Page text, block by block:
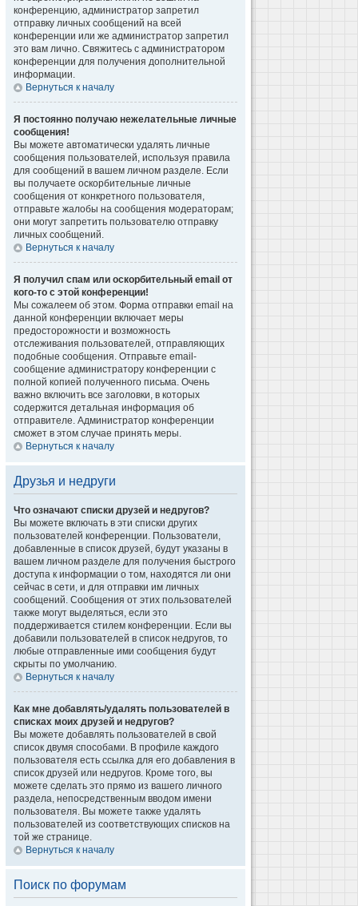
конференцию, администратор запретил
отправку личных сообщений на всей
конференции или же администратор запретил
это вам лично. Свяжитесь с администратором
конференции для получения дополнительной
информации.
Вернуться к началу
Я постоянно получаю нежелательные личные
сообщения!
Вы можете автоматически удалять личные
сообщения пользователей, используя правила
для сообщений в вашем личном разделе. Если
вы получаете оскорбительные личные
сообщения от конкретного пользователя,
отправьте жалобы на сообщения модераторам;
они могут запретить пользователю отправку
личных сообщений.
Вернуться к началу
Я получил спам или оскорбительный email от
кого-то с этой конференции!
Мы сожалеем об этом. Форма отправки email на
данной конференции включает меры
предосторожности и возможность
отслеживания пользователей, отправляющих
подобные сообщения. Отправьте email-
сообщение администратору конференции с
полной копией полученного письма. Очень
важно включить все заголовки, в которых
содержится детальная информация об
отправителе. Администратор конференции
сможет в этом случае принять меры.
Вернуться к началу
Друзья и недруги
Что означают списки друзей и недругов?
Вы можете включать в эти списки других
пользователей конференции. Пользователи,
добавленные в список друзей, будут указаны в
вашем личном разделе для получения быстрого
доступа к информации о том, находятся ли они
сейчас в сети, и для отправки им личных
сообщений. Сообщения от этих пользователей
также могут выделяться, если это
поддерживается стилем конференции. Если вы
добавили пользователей в список недругов, то
любые отправленные ими сообщения будут
скрыты по умолчанию.
Вернуться к началу
Как мне добавлять/удалять пользователей в
списках моих друзей и недругов?
Вы можете добавлять пользователей в свой
список двумя способами. В профиле каждого
пользователя есть ссылка для его добавления в
список друзей или недругов. Кроме того, вы
можете сделать это прямо из вашего личного
раздела, непосредственным вводом имени
пользователя. Вы можете также удалять
пользователей из соответствующих списков на
той же странице.
Вернуться к началу
Поиск по форумам